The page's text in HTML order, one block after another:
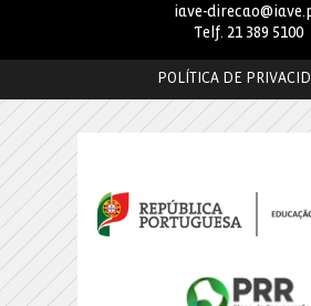
iave-
Telf. 21 389 5100
POLÍTICA DE